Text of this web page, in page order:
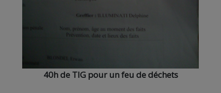
40h de TIG pour un feu de déchets